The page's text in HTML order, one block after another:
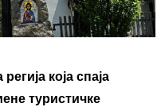
која спаја
туристичке